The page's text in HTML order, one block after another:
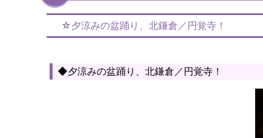
☆夕涼みの盆踊り、北鎌倉／円覚寺！
◆夕涼みの盆踊り、北鎌倉／円覚寺！